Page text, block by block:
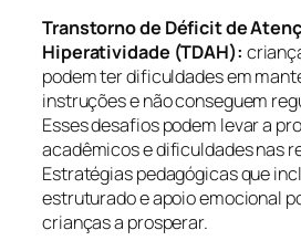
Transtorno de Déficit de
Hiperatividade (TDAH):
podem ter dificuldades em
instruções e não conseguem
Esses desafios podem levar a
acadêmicos e dificuldades nas
Estratégias pedagógicas que
estruturado e apoio emocional
crianças a prosperar.